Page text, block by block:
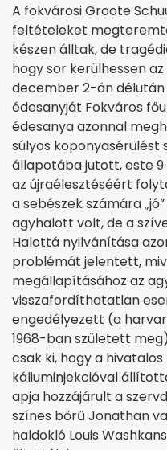
A fokvárosi Groote
feltételeket
készen álltak, de
hogy sor kerülhessen
december 2-án délután
édesanyját Fokváros
édesanya azonnal
súlyos koponyasérülést
állapotába jutott, este
az újraélesztéséért
a sebészek számára
agyhalott volt, de a
Halottá nyilvánítása
problémát jelentett,
megállapításához az
visszafordíthatatlan
engedélyezett (a
1968-ban született
csak ki, hogy a
káliuminjekcióval
apja hozzájárult a
színes bőrű Jonathan
haldokló Louis